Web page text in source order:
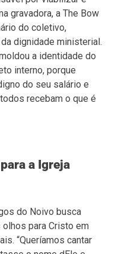
gravadora, a The Bow
do coletivo,
dignidade ministerial.
a identidade do
interno, porque
do seu salário e
recebam o que é
a Igreja
do Noivo busca
olhos para Cristo em
“Queríamos cantar